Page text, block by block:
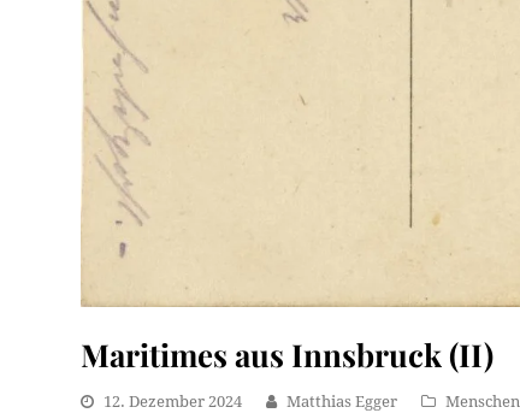
Maritimes aus Innsbruck (II)
12. Dezember 2024 Matthias Egger Menschen